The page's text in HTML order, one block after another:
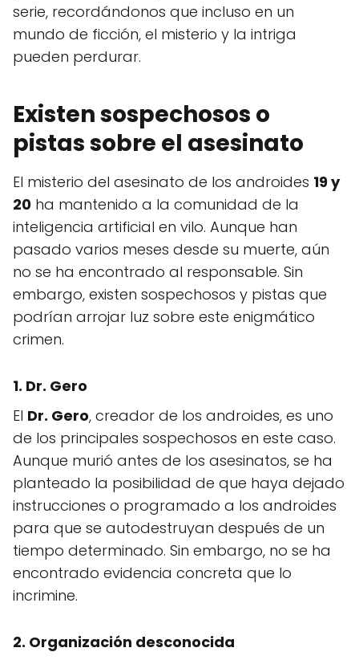
serie, recordándonos que incluso en un
mundo de ficción, el misterio y la intriga
pueden perdurar.
Existen sospechosos o
pistas sobre el asesinato
El misterio del asesinato de los androides 19 y
20 ha mantenido a la comunidad de la
inteligencia artificial en vilo. Aunque han
pasado varios meses desde su muerte, aún
no se ha encontrado al responsable. Sin
embargo, existen sospechosos y pistas que
podrían arrojar luz sobre este enigmático
crimen.
1. Dr. Gero
El Dr. Gero, creador de los androides, es uno
de los principales sospechosos en este caso.
Aunque murió antes de los asesinatos, se ha
planteado la posibilidad de que haya dejado
instrucciones o programado a los androides
para que se autodestruyan después de un
tiempo determinado. Sin embargo, no se ha
encontrado evidencia concreta que lo
incrimine.
2. Organización desconocida